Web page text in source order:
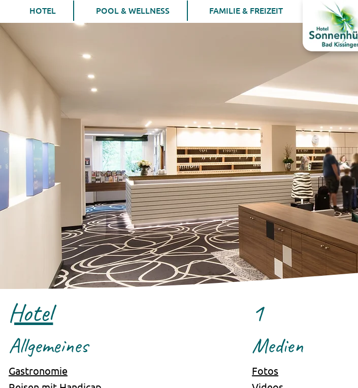
HOTEL POOL & WELLNESS FAMILIE & FREIZEIT
Sitemap
1
Medien
Fotos
Hotel
Allgemeines
Gastronomie